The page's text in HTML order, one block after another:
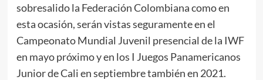
sobresalido la Federación Colombiana como en
esta ocasión, serán vistas seguramente en el
Campeonato Mundial Juvenil presencial de la IWF
en mayo próximo y en los I Juegos Panamericanos
Junior de Cali en septiembre también en 2021.